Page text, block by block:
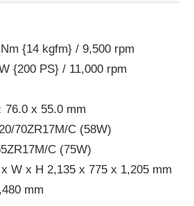
{14 kgfm} / 9,500 rpm
{200 PS} / 11,000 rpm
76.0 x 55.0 mm
70ZR17M/C (58W)
C (75W)
W x H 2,135 x 775 x 1,205 mm
mm